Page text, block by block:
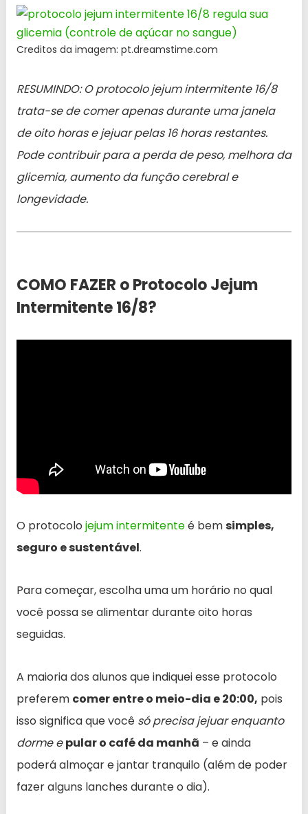
Creditos da imagem: pt.dreamstime.com
RESUMINDO: O protocolo jejum intermitente 16/8
trata-se de comer apenas durante uma janela
de oito horas e jejuar pelas 16 horas restantes.
Pode contribuir para a perda de peso, melhora da
glicemia, aumento da função cerebral e
longevidade.
COMO FAZER o Protocolo Jejum
Intermitente 16/8?
O protocolo jejum intermitenteé bemsimples,
seguro e sustentável.
Para começar, escolha uma um horário no qual
você possa se alimentar durante oito horas
seguidas.
A maioria dos alunos que indiquei esse protocolo
preferem comer entre o meio-dia e 20:00, pois
isso significa que você só precisa jejuar enquanto
dorme epular o café da manhã – e ainda
poderá almoçar e jantar tranquilo (além de poder
fazer alguns lanches durante o dia).